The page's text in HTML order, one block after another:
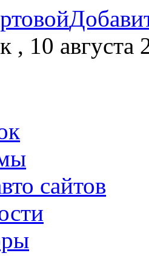
, 10 августа
сайтов